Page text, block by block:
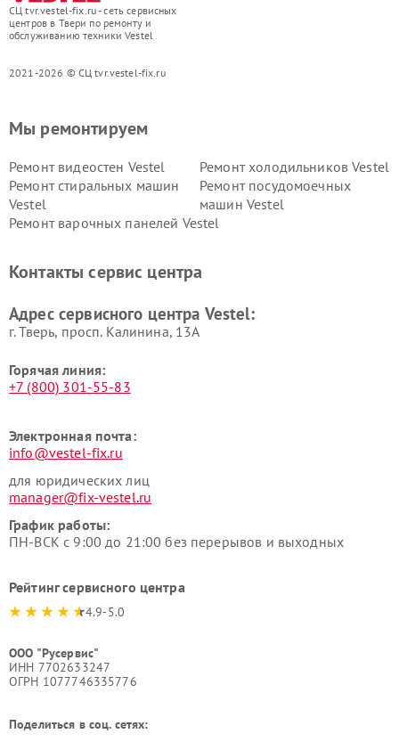
СЦ tvr.vestel-fix.ru - сеть сервисных
центров в Твери по ремонту и
обслуживанию техники Vestel
2021-2026 © СЦ tvr.vestel-fix.ru
Мы ремонтируем
Ремонт видеостен Vestel
Ремонт холодильников Vestel
Ремонт стиральных машин
Vestel
Ремонт посудомоечных
машин Vestel
Ремонт варочных панелей Vestel
Контакты сервис центра
Адрес сервисного центра Vestel:
г. Тверь, просп. Калинина, 13А
Горячая линия:
+7 (800) 301-55-83
Электронная почта:
info@vestel-fix.ru
для юридических лиц
manager@fix-vestel.ru
График работы:
ПН-ВСК с 9:00 до 21:00 без перерывов и выходных
Рейтинг сервисного центра
4.9-5.0
ООО "Русервис"
ИНН 7702633247
ОГРН 1077746335776
Поделиться в соц. сетях: